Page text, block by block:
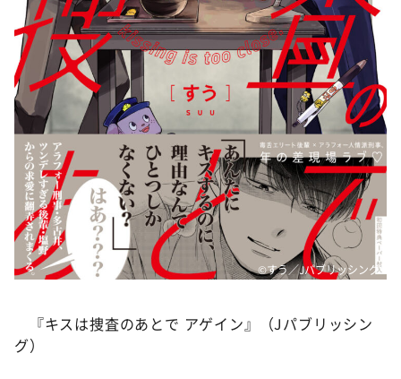
©すう／Jパブリッシング
『キスは捜査のあとで アゲイン』（Jパブリッシン
グ）